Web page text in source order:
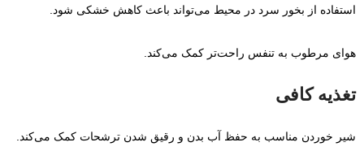
استفاده از بخور سرد در محیط می‌تواند باعث کاهش خشکی شود.
هوای مرطوب به تنفس راحت‌تر کمک می‌کند.
تغذیه کافی
شیر خوردن مناسب به حفظ آب بدن و رقیق شدن ترشحات کمک می‌کند.